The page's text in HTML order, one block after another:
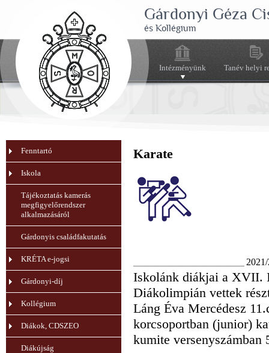
Gárdonyi Géza
és Kollégium
Intézményünk Tanév helyi
Fenntartó
Iskola
Tájékoztatás kamerás
megfigyelőrendszer
alkalmazásáról
Gárdonyis családfakutatás
KRÉTA e-jogsi
Gárdonyi-díj
Kollégium
Diákok, CDSZEO
Diákújság
Karate
Iskolánk diákjai a XVII.
Diákolimpián vettek
Láng Éva Mercédesz
korcsoportban (junior)
kumite versenyszámban